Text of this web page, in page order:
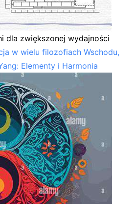
dla zwiększonej wydajności
w wielu filozofiach Wschodu,
Elementy i Harmonia